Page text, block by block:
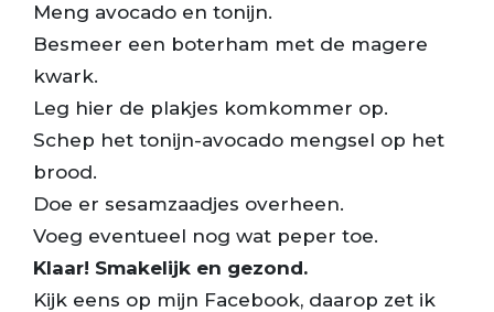
Meng avocado en tonijn.
Besmeer een boterham met de magere
kwark.
Leg hier de plakjes komkommer op.
Schep het tonijn-avocado mengsel op het
brood.
Doe er sesamzaadjes overheen.
Voeg eventueel nog wat peper toe.
Klaar! Smakelijk en gezond.
Kijk eens op mijn Facebook, daarop zet ik